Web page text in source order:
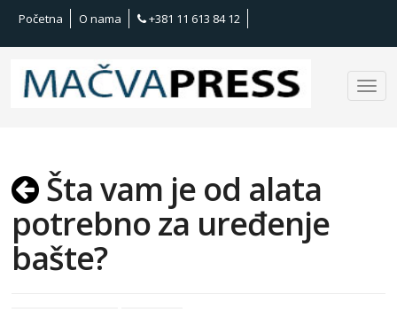
Početna O nama +381 11 613 84 12
Šta vam je od alata
potrebno za uređenje
bašte?